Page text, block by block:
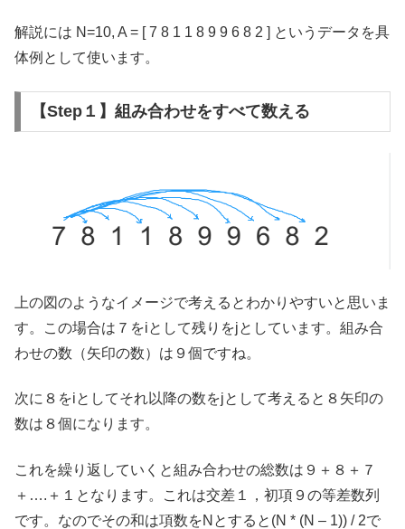
解説には N=10, A = [ 7 8 1 1 8 9 9 6 8 2 ] というデータを具
体例として使います。
【Step１】組み合わせをすべて数える
上の図のようなイメージで考えるとわかりやすいと思いま
す。この場合は７をiとして残りをjとしています。組み合
わせの数（矢印の数）は９個ですね。
次に８をiとしてそれ以降の数をjとして考えると８矢印の
数は８個になります。
これを繰り返していくと組み合わせの総数は９＋８＋７
＋….＋１となります。これは交差１，初項９の等差数列
です。なのでその和は項数をNとすると(N * (N – 1)) / 2で